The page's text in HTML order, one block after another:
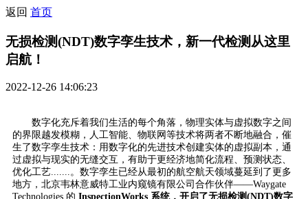
返回 首页
无损检测(NDT)数字孪生技术，新一代检测从这里
启航！
2022-12-26 14:06:23
数字化充斥着我们生活的每个角落，物理实体与虚拟数字之间
的界限越发模糊，人工智能、物联网等技术将两者不断地融合，催
生了数字孪生技术：用数字化的先进技术创建实体的虚拟副本，通
过虚拟与现实的无缝交互，有助于更经济地简化流程、预测状态、
优化工艺.......。数字孪生已经从最初的航空航天领域蔓延到了更多
地方，北京韦林意威特工业内窥镜有限公司合作伙伴——Waygate
Technologies 的 InspectionWorks 系统，开启了无损检测(NDT)数字